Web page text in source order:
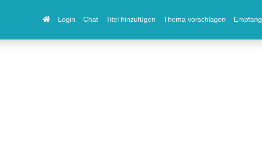
Login Chat Titel hinzufügen Thema vorschlagen Empfang